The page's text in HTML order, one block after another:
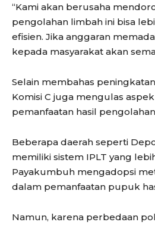
“Kami akan berusaha
pengolahan limbah ini bisa
efisien. Jika anggaran
kepada masyarakat akan
Selain membahas
Komisi C juga mengulas
pemanfaatan hasil
Beberapa daerah seperti
memiliki sistem IPLT yang
Payakumbuh mengadopsi
dalam pemanfaatan pupuk
Namun, karena perbedaan